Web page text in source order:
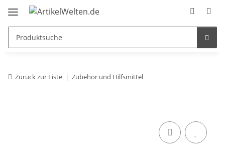
Zurück zur Liste Zubehör und Hilfsmittel